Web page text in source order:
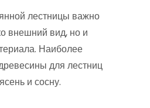
лестницы важно
внешний вид, но и
Наиболее
для лестниц
и сосну.